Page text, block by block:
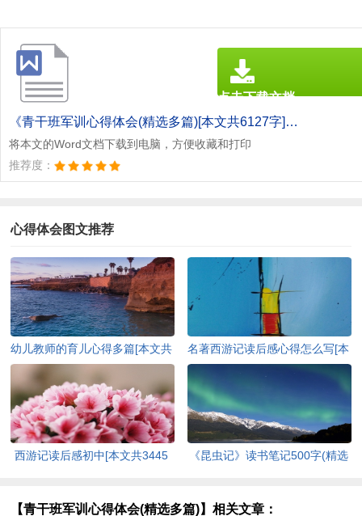
《青干班军训心得体会(精选多篇)[本文共6127字].doc》
将本文的Word文档下载到电脑，方便收藏和打印
推荐度：
点击下载文档
文档为doc格式
心得体会图文推荐
幼儿教师的育儿心得多篇[本文共
2559字]
名著西游记读后感心得怎么写[本
西游记读后感初中[本文共3445
《昆虫记》读书笔记500字(精选
【青干班军训心得体会(精选多篇)】相关文章：